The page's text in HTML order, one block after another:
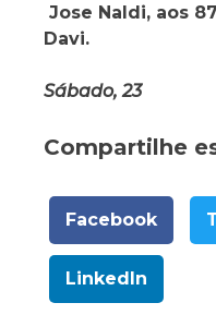
Jose Naldi, aos
Davi.
Sábado, 23
Compartilhe
Facebook
LinkedIn